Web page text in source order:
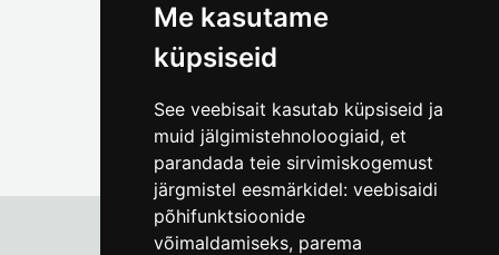
Me kasutame
küpsiseid
See veebisait kasutab küpsiseid ja
muid jälgimistehnoloogiaid, et
parandada teie sirvimiskogemust
järgmistel eesmärkidel: veebisaidi
põhifunktsioonide
võimaldamiseks, parema